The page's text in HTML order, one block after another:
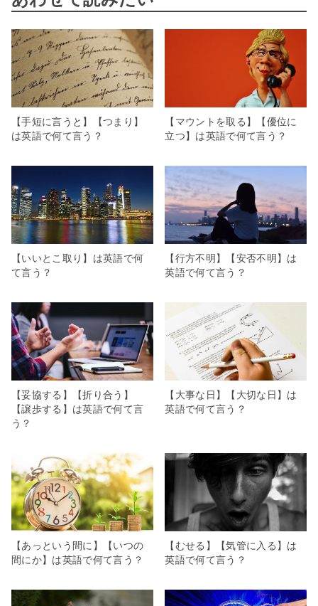
【手短に言うと】【つまり】
は英語で何て言う？
【マウントを取る】【優位に
立つ】は英語で何て言う？
【いいとこ取り】は英語で何
て言う？
【行方不明】【安否不明】は
英語で何て言う？
【妥協する】【折り合う】
【譲歩する】は英語で何て言
う？
【大事な日】【大切な日】は
英語で何て言う？
【あっという間に】【いつの
間にか】は英語で何て言う？
【むせる】【気管に入る】は
英語で何て言う？